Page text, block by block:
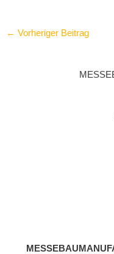
← Vorheriger Beitrag